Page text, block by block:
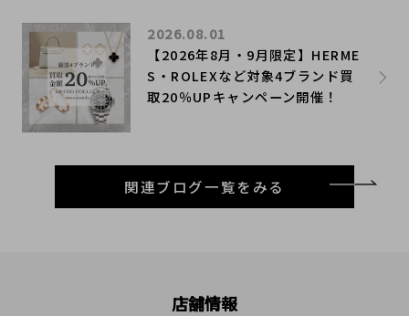
【2026年8月・9月限定】HERME
S・ROLEXなど対象4ブランド買
取20％UPキャンペーン開催！
2026.08.01
関連ブログ一覧をみる
店舗情報